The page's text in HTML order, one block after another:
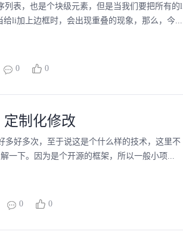
表，也是个块级元素，但是当我们要把所有的l
li加上边框时，会出现重叠的现象，那么，今...
0 0
制化修改
多好多次，至于说这是个什么样的技术，这里不
一下。因为是个开源的框架，所以一般小项...
0 0